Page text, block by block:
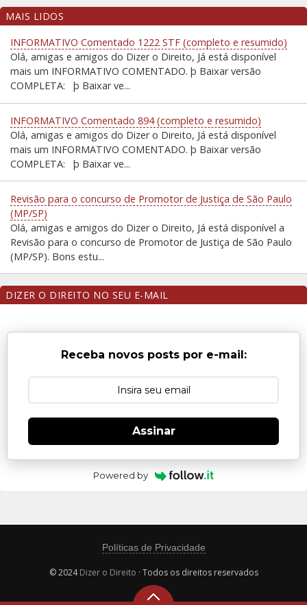
MAIS LIDOS
INFORMATIVO Comentado 1222 STF (completo e resumido)
Olá, amigas e amigos do Dizer o Direito, Já está disponível
mais um INFORMATIVO COMENTADO. þ Baixar versão
COMPLETA: þ Baixar ve...
INFORMATIVO Comentado 894 (completo e resumido)
Olá, amigas e amigos do Dizer o Direito, Já está disponível
mais um INFORMATIVO COMENTADO. þ Baixar versão
COMPLETA: þ Baixar ve...
Revisão para o concurso de Promotor de Justiça de São Paulo
(MP/SP)
Olá, amigas e amigos do Dizer o Direito, Já está disponível a
Revisão para o concurso de Promotor de Justiça de São Paulo
(MP/SP). Bons estu...
DIZER O DIREITO NO SEU E-MAIL
Receba novos posts por e-mail:
Assinar
Powered by
Políticas de Privacidade
© 2024Dizer o Direito · Todos os direitos reservados